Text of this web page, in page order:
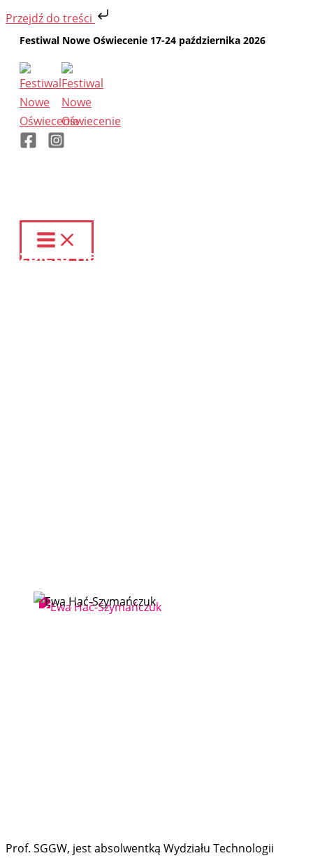
Przejdź do treści
Przejdź
treści
Festiwal Nowe Oświecenie 17-24 października 2026
Elżbieta Hać-Szymańczuk
Prof. SGGW, jest absolwentką Wydziału Technologii